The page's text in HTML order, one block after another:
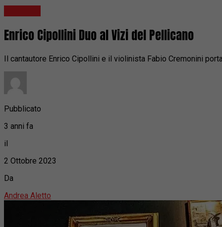
Enrico Cipollini Duo al Vizi del Pellicano
Il cantautore Enrico Cipollini e il violinista Fabio Cremonini
Pubblicato
3 anni fa
il
2 Ottobre 2023
Da
Andrea Aletto